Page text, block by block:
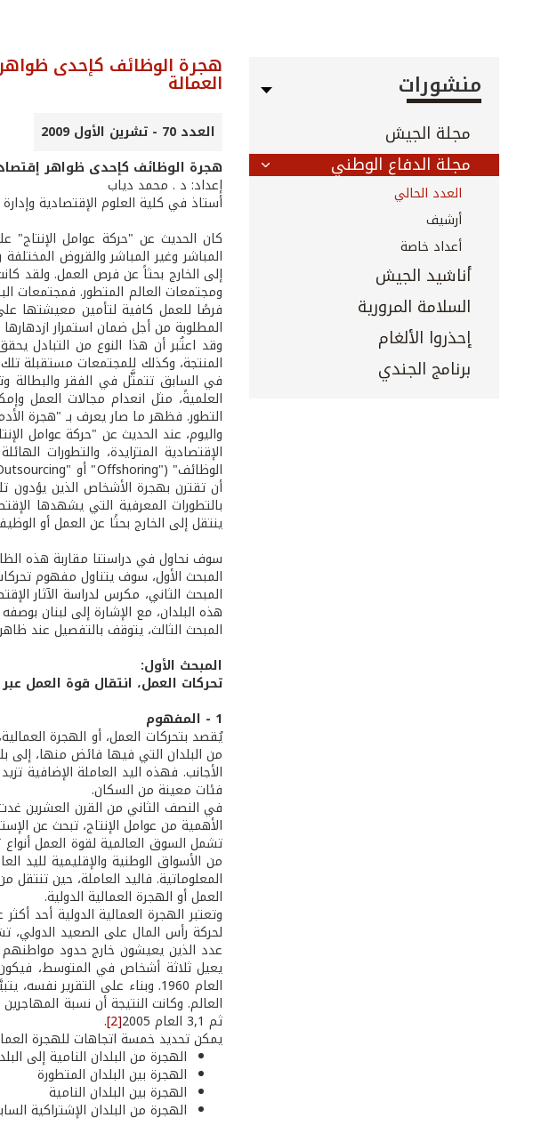
منشورات
مجلة الجيش
مجلة الدفاع الوطني
العدد الحالي
أرشيف
أعداد خاصة
أناشيد الجيش
السلامة المرورية
إحذروا الألغام
برنامج الجندي
هجرة الوظائف كإحدى ظواهر
العمالة
العدد 70 - تشرين الأول 2009
هجرة الوظائف كإحدى ظواهر إقتصاد
إعداد: د . محمد دياب
أستاذ في كلية العلوم الإقتصادية وإدارة
كان الحديث عن "حركة عوامل الإنتاج"
المباشر وغير المباشر والقروض
إلى الخارج بحثاً عن فرص العمل. ولقد
ومجتمعات العالم المتطور. فمجتمعات
فرصًا للعمل كافية لتأمين معيشتها
المطلوبة من أجل ضمان استمرار
وقد اعتُبر أن هذا النوع من التبادل
المنتجة، وكذلك للمجتمعات مستقبلة
في السابق تتمثَّل في الفقر والبطالة
العلميةً، مثل انعدام مجالات العمل
التطور. فظهر ما صار يعرف بـ "هجرة
واليوم، عند الحديث عن "حركة عوامل
الإقتصادية المتزايدة، والتطورات
أن تقترن بهجرة الأشخاص الذين يؤدون
بالتطورات المعرفية التي يشهدها
ينتقل إلى الخارج بحثًا عن العمل أو
سوف نحاول في دراستنا مقاربة هذه
المبحث الأول، سوف يتناول مفهوم
المبحث الثاني، مكرس لدراسة الآثار
هذه البلدان، مع الإشارة إلى لبنان
المبحث الثالث، يتوقف بالتفصيل عند
المبحث الأول:
تحركات العمل، انتقال قوة العمل
1 - المفهوم
يُقصد بتحركات العمل، أو الهجرة
من البلدان التي فيها فائض منها، إلى
الأجانب. فهذه اليد العاملة الإضافية
فئات معينة من السكان.
في النصف الثاني من القرن العشرين
الأهمية من عوامل الإنتاج، تبحث عن
تشمل السوق العالمية لقوة العمل
من الأسواق الوطنية والإقليمية لليد
المعلوماتية. فاليد العاملة، حين
العمل أو الهجرة العمالية الدولية.
وتعتبر الهجرة العمالية الدولية أحد
العام 1960. وبناء على
ثم 3,1 العام 2005 [2]
.
يمكن تحديد خمسة اتجاهات للهجرة
الهجرة من البلدان النامية إلى
الهجرة بين البلدان المتطورة
الهجرة بين البلدان النامية
الهجرة من البلدان الإشتراكية